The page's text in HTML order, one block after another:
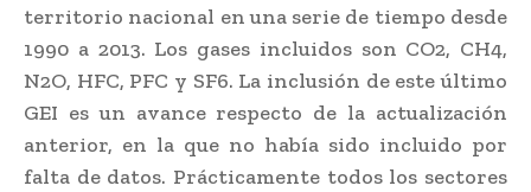
territorio nacional en una serie de tiempo desde
1990 a 2013. Los gases incluidos son CO2, CH4,
N2O, HFC, PFC y SF6. La inclusión de este último
GEI es un avance respecto de la actualización
anterior, en la que no había sido incluido por
falta de datos. Prácticamente todos los sectores